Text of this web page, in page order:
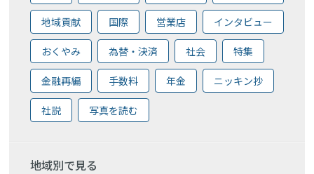
地域貢献 国際 営業店 インタビュー
おくやみ 為替・決済 社会 特集
金融再編 手数料 年金 ニッキン抄
社説 写真を読む
地域別で見る